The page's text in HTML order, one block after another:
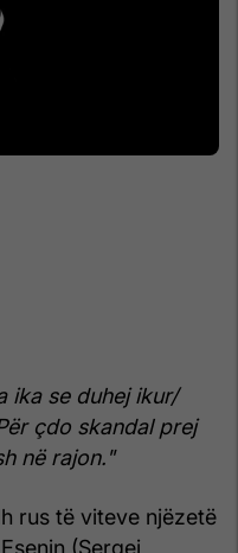
ika se duhej ikur/
çdo skandal prej
në rajon."
rus të viteve njëzetë
(Sergei